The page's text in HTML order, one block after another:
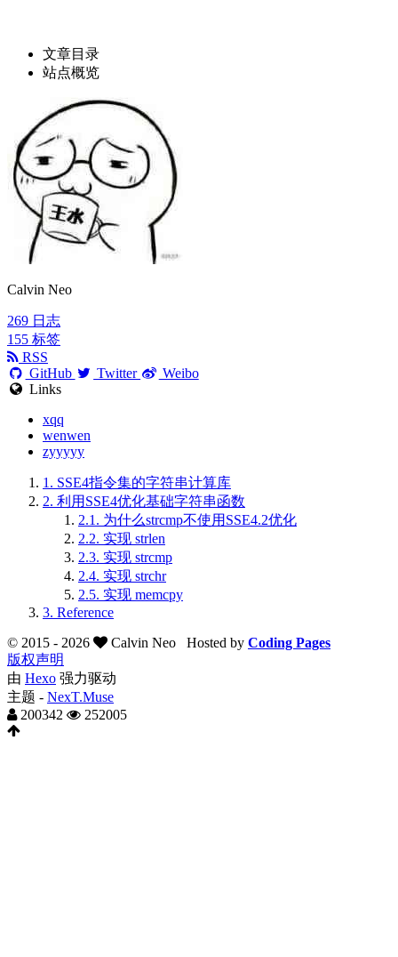
文章目录
站点概览
Calvin Neo
269 日志
155 标签
RSS
GitHub
Twitter
Weibo
Links
xqq
wenwen
zyyyyy
1. SSE4指令集的字符串计算库
2. 利用SSE4优化基础字符串函数
2.1. 为什么strcmp不使用SSE4.2优化
2.2. 实现 strlen
2.3. 实现 strcmp
2.4. 实现 strchr
2.5. 实现 memcpy
3. Reference
© 2015 - 2026 Calvin Neo Hosted by Coding Pages
版权声明
由 Hexo 强力驱动
主题 - NexT.Muse
200342
252005